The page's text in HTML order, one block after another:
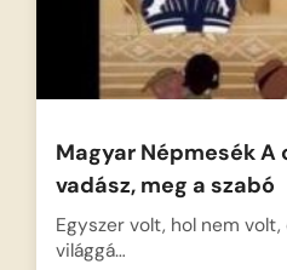
Magyar Népmesék A
vadász, meg a szabó
Egyszer volt, hol nem
világgá…